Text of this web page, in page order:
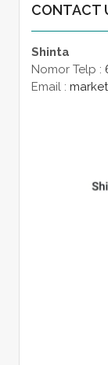
CONTACT
Shinta
Nomor Telp :
Email :